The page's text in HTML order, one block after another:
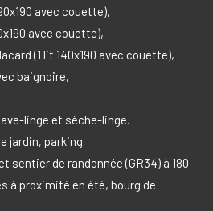
avec couette),
avec couette),
(1 lit 140x190 avec couette),
baignoire,
linge et sèche-linge.
jardin, parking.
sentier de randonnée (GR34) à 180
à proximité en été, bourg de